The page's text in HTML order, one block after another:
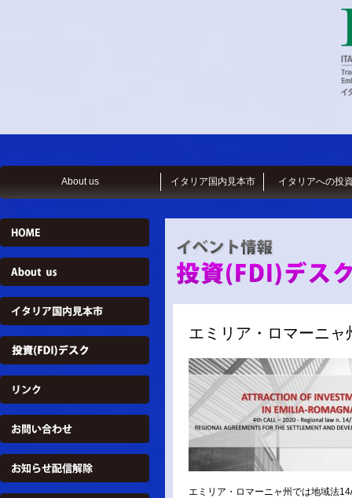
About us イタリア国内見本市 イタリアへの投
エミリア・ロマーニ
エミリア・ロマーニャ州では地域法